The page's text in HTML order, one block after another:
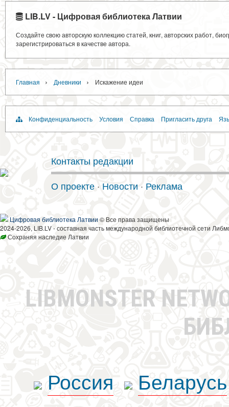
LIB.LV - Цифровая библиотека Латвии
Создайте свою авторскую коллекцию статей, книг, авторских работ,
зарегистрироваться в качестве автора.
Главная › Дневники › Искажение идеи
Конфиденциальность Условия Справка Пригласить друга
Контакты редакции
О проекте · Новости · Реклама
Цифровая библиотека Латвии © Все права защищены
2024-2026, LIB.LV - составная часть международной библиотечной сети
Сохраняя наследие Латвии
LIBMONSTER
Россия
Беларусь